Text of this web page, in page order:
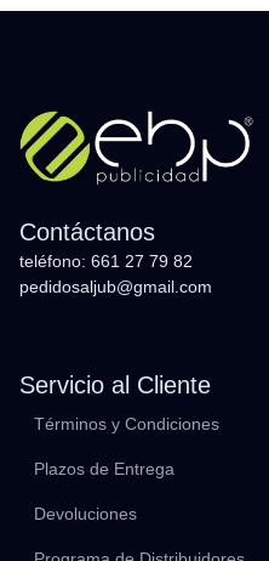
Contáctanos
teléfono: 661 27 79 82
pedidosaljub@gmail.com
Servicio al Cliente
Términos y Condiciones
Plazos de Entrega
Devoluciones